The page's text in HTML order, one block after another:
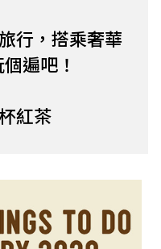
行，搭乘奢華
遍吧！
紅茶